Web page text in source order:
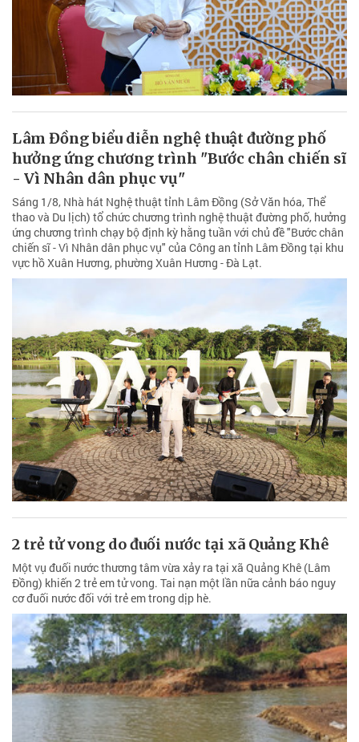
Lâm Đồng biểu diễn nghệ thuật đường phố
hưởng ứng chương trình "Bước chân chiến sĩ
- Vì Nhân dân phục vụ"
Sáng 1/8, Nhà hát Nghệ thuật tỉnh Lâm Đồng (Sở Văn hóa, Thể
thao và Du lịch) tổ chức chương trình nghệ thuật đường phố, hưởng
ứng chương trình chạy bộ định kỳ hằng tuần với chủ đề "Bước chân
chiến sĩ - Vì Nhân dân phục vụ" của Công an tỉnh Lâm Đồng tại khu
vực hồ Xuân Hương, phường Xuân Hương - Đà Lạt.
2 trẻ tử vong do đuối nước tại xã Quảng Khê
Một vụ đuối nước thương tâm vừa xảy ra tại xã Quảng Khê (Lâm
Đồng) khiến 2 trẻ em tử vong. Tai nạn một lần nữa cảnh báo nguy
cơ đuối nước đối với trẻ em trong dịp hè.